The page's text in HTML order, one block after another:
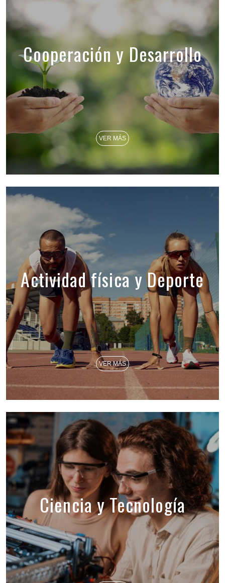
Cooperación y Desarrollo
VER MÁS
Actividad física y Deporte
VER MÁS
Ciencia y Tecnología